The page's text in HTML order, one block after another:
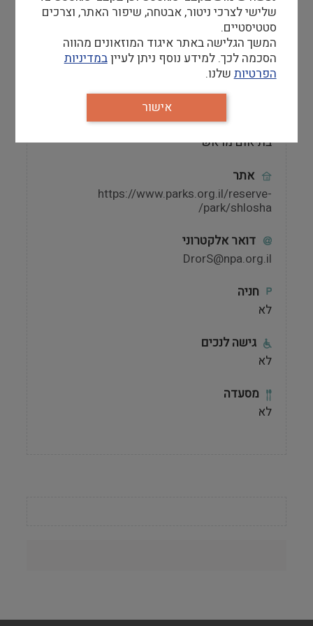
נוספות.
מידע למבקר
המוזאון סגור בשבתות, כמו בשישי וערבי חג רק
בתיאום מראש
אתר
https://www.parks.org.il/reserve-
park/shlosha/
דואר אלקטרוני
DrorS@npa.org.il
חניה
לא
גישה לנכים
לא
מסעדה
לא
שלישי לצרכי ניטור, אבטחה, שיפור האתר, וצרכים
סטטיסטיים.
המשך הגלישה באתר איגוד המוזאונים מהווה
הסכמה לכך. למידע נוסף ניתן לעייןבמדיניות
הפרטיות שלנו.
אישור